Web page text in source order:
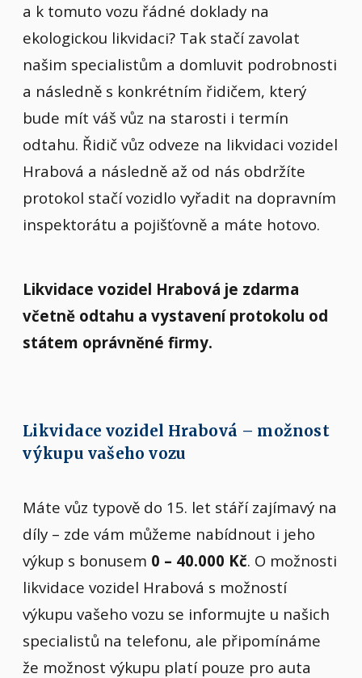
a k tomuto vozu řádné doklady na
ekologickou likvidaci? Tak stačí zavolat
našim specialistům a domluvit podrobnosti
a následně s konkrétním řidičem, který
bude mít váš vůz na starosti i termín
odtahu. Řidič vůz odveze na likvidaci vozidel
Hrabová a následně až od nás obdržíte
protokol stačí vozidlo vyřadit na dopravním
inspektorátu a pojišťovně a máte hotovo.
Likvidace vozidel Hrabová je zdarma
včetně odtahu a vystavení protokolu od
státem oprávněné firmy.
Likvidace vozidel Hrabová – možnost
výkupu vašeho vozu
Máte vůz typově do 15. let stáří zajímavý na
díly – zde vám můžeme nabídnout i jeho
výkup s bonusem 0 – 40.000 Kč. O možnosti
likvidace vozidel Hrabová s možností
výkupu vašeho vozu se informujte u našich
specialistů na telefonu, ale připomínáme
že možnost výkupu platí pouze pro auta